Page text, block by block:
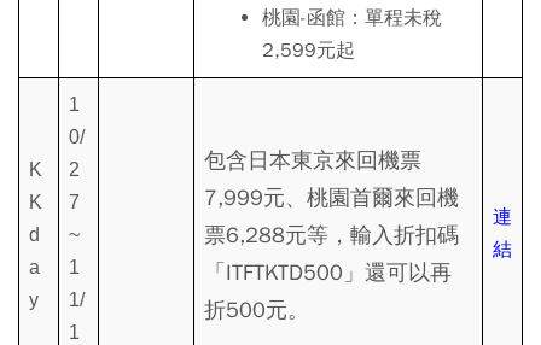
桃園-函館：單程未稅
2,599元起
K
K
d
a
y
1
0/
2
7
~
1
1/
1
包含日本東京來回機票
7,999元、桃園首爾來回機
票6,288元等，輸入折扣碼
「ITFTKTD500」還可以再
折500元。
連
結